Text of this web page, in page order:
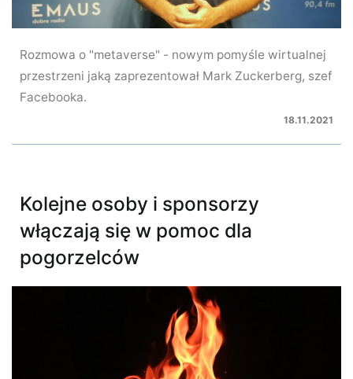
Rozmowa o "metaverse" - nowym pomyśle wirtualnej
przestrzeni jaką zaprezentował Mark Zuckerberg, szef
Facebooka.
18.11.2021
Kolejne osoby i sponsorzy
włączają się w pomoc dla
pogorzelców